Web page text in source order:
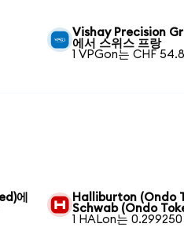
Vishay Precision
에서 스위스 프랑
1 VPGon는 CHF
에
Halliburton (Ondo
Schwab (Ondo
1 HALon는